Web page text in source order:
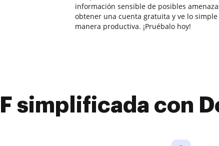
información sensible de posibles
obtener una cuenta gratuita y ve lo
manera productiva. ¡Pruébalo hoy!
simplificada con